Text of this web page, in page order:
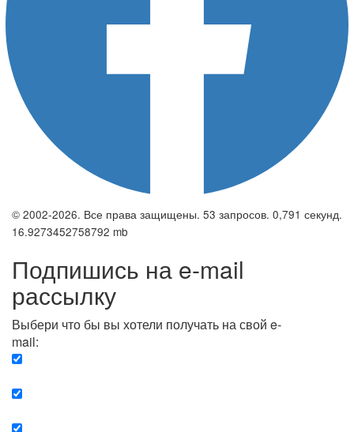
© 2002-2026. Все права защищены. 53 запросов. 0,791 секунд.
16.9273452758792 mb
Подпишись на e-mail
рассылку
Выбери что бы вы хотели получать на свой e-
mail: